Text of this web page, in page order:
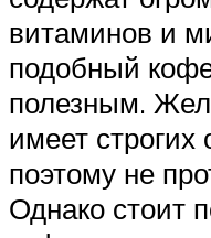
витаминов и
подобный
полезным.
имеет строгих
поэтому не
Однако стоит